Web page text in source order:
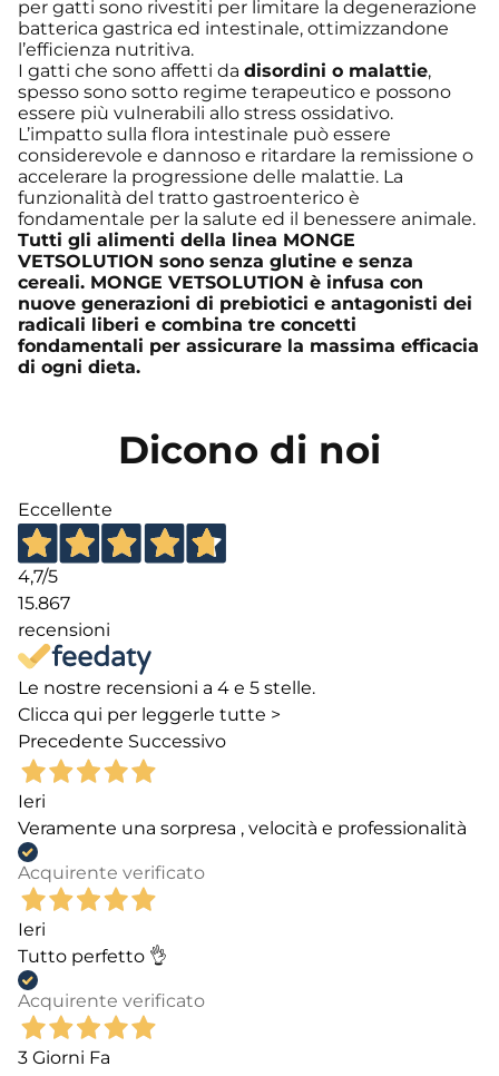
per gatti sono rivestiti per limitare la degenerazione
batterica gastrica ed intestinale, ottimizzandone
l’efficienza nutritiva.
I gatti che sono affetti da disordini o malattie,
spesso sono sotto regime terapeutico e possono
essere più vulnerabili allo stress ossidativo.
L’impatto sulla flora intestinale può essere
considerevole e dannoso e ritardare la remissione o
accelerare la progressione delle malattie. La
funzionalità del tratto gastroenterico è
fondamentale per la salute ed il benessere animale.
Tutti gli alimenti della linea MONGE
VETSOLUTION sono senza glutine e senza
cereali. MONGE VETSOLUTION è infusa con
nuove generazioni di prebiotici e antagonisti dei
radicali liberi e combina tre concetti
fondamentali per assicurare la massima efficacia
di ogni dieta.
Dicono di noi
Eccellente
4,7/5
15.867
recensioni
Le nostre recensioni a 4 e 5 stelle.
Clicca qui per leggerle tutte >
Precedente Successivo
Ieri
Veramente una sorpresa , velocità e professionalità
Acquirente verificato
Ieri
Tutto perfetto 👌
Acquirente verificato
3 Giorni Fa